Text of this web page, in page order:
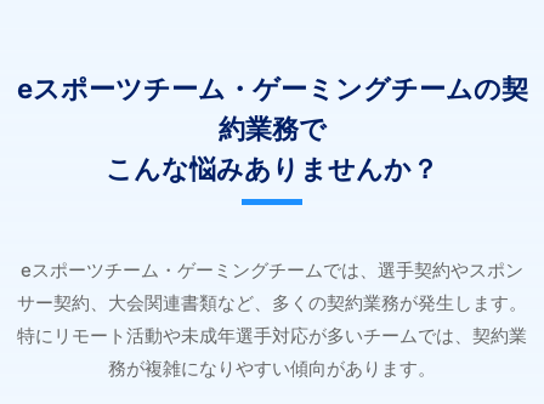
eスポーツチーム・ゲーミングチームの契
約業務で
こんな悩みありませんか？
eスポーツチーム・ゲーミングチームでは、選手契約やスポン
サー契約、大会関連書類など、多くの契約業務が発生します。
特にリモート活動や未成年選手対応が多いチームでは、契約業
務が複雑になりやすい傾向があります。